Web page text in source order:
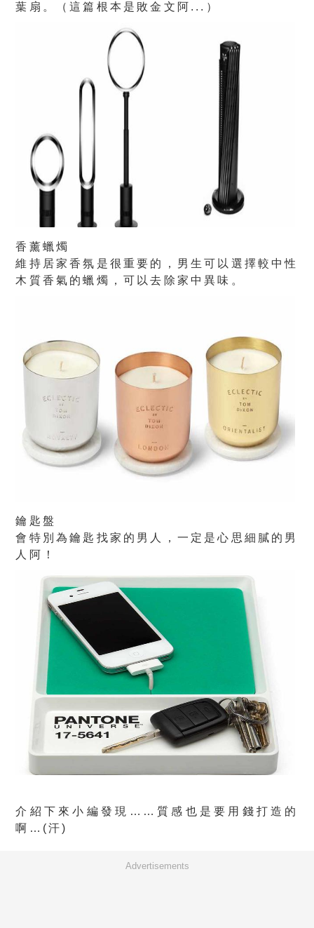
葉扇。（這篇根本是敗金文阿...）
香薰蠟燭
維持居家香氛是很重要的，男生可以選擇較中性
木質香氣的蠟燭，可以去除家中異味。
鑰匙盤
會特別為鑰匙找家的男人，一定是心思細膩的男
人阿！
介紹下來小編發現……質感也是要用錢打造的
啊…(汗)
Advertisements